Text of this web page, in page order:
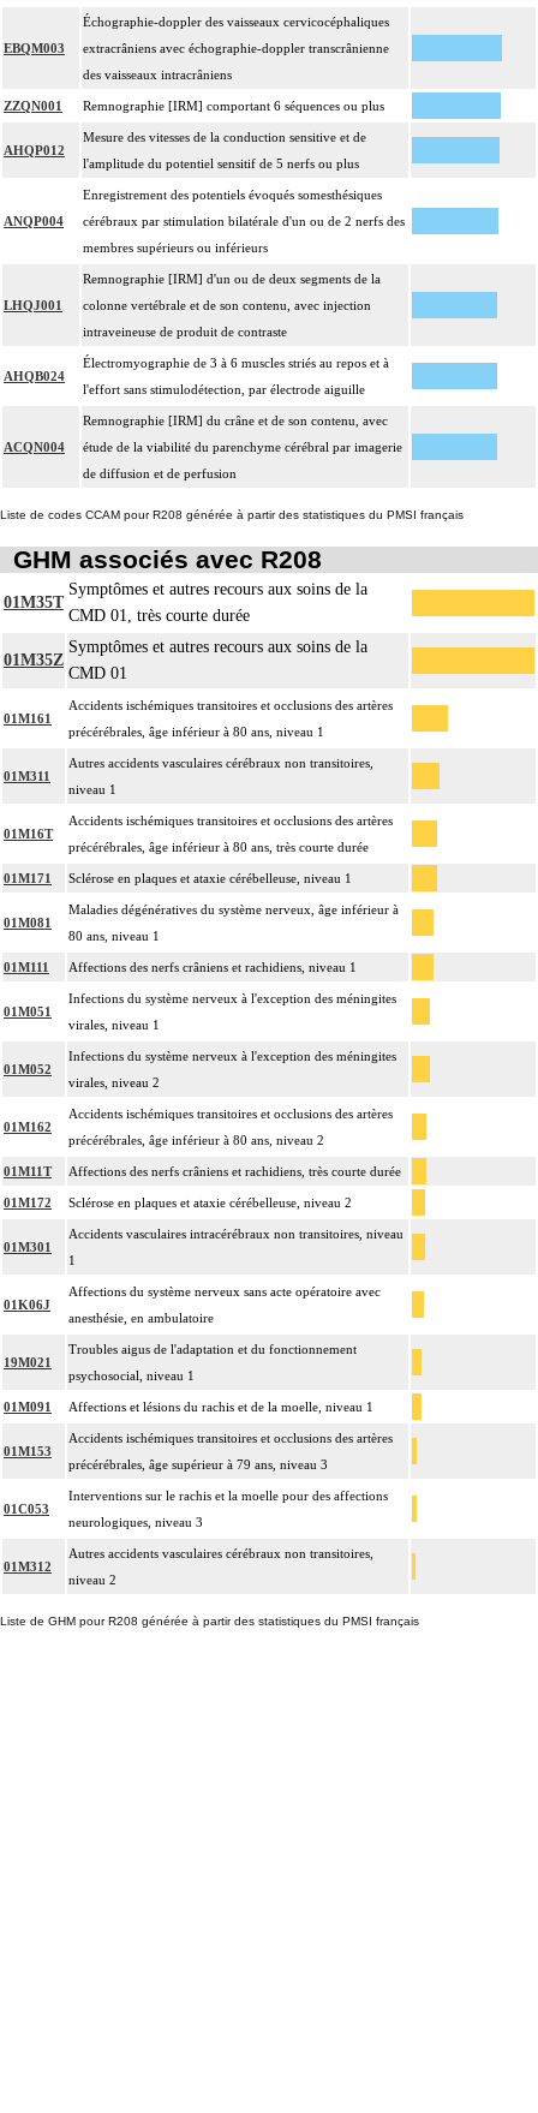
EBQM003
Échographie-doppler des vaisseaux cervicocéphaliques
extracrâniens avec échographie-doppler transcrânienne
des vaisseaux intracrâniens
ZZQN001 Remnographie [IRM] comportant 6 séquences ou plus
AHQP012
Mesure des vitesses de la conduction sensitive et de
l'amplitude du potentiel sensitif de 5 nerfs ou plus
ANQP004
Enregistrement des potentiels évoqués somesthésiques
cérébraux par stimulation bilatérale d'un ou de 2 nerfs des
membres supérieurs ou inférieurs
LHQJ001
Remnographie [IRM] d'un ou de deux segments de la
colonne vertébrale et de son contenu, avec injection
intraveineuse de produit de contraste
AHQB024
Électromyographie de 3 à 6 muscles striés au repos et à
l'effort sans stimulodétection, par électrode aiguille
ACQN004
Remnographie [IRM] du crâne et de son contenu, avec
étude de la viabilité du parenchyme cérébral par imagerie
de diffusion et de perfusion
Liste de codes CCAM pour R208 générée à partir des statistiques du PMSI français
GHM associés avec R208
01M35T
Symptômes et autres recours aux soins de la
CMD 01, très courte durée
01M35Z
Symptômes et autres recours aux soins de la
CMD 01
01M161
Accidents ischémiques transitoires et occlusions des artères
précérébrales, âge inférieur à 80 ans, niveau 1
01M311
Autres accidents vasculaires cérébraux non transitoires,
niveau 1
01M16T
Accidents ischémiques transitoires et occlusions des artères
précérébrales, âge inférieur à 80 ans, très courte durée
01M171 Sclérose en plaques et ataxie cérébelleuse, niveau 1
01M081
Maladies dégénératives du système nerveux, âge inférieur à
80 ans, niveau 1
01M111 Affections des nerfs crâniens et rachidiens, niveau 1
01M051
Infections du système nerveux à l'exception des méningites
virales, niveau 1
01M052
Infections du système nerveux à l'exception des méningites
virales, niveau 2
01M162
Accidents ischémiques transitoires et occlusions des artères
précérébrales, âge inférieur à 80 ans, niveau 2
01M11T Affections des nerfs crâniens et rachidiens, très courte durée
01M172 Sclérose en plaques et ataxie cérébelleuse, niveau 2
01M301
Accidents vasculaires intracérébraux non transitoires, niveau
1
01K06J
Affections du système nerveux sans acte opératoire avec
anesthésie, en ambulatoire
19M021
Troubles aigus de l'adaptation et du fonctionnement
psychosocial, niveau 1
01M091 Affections et lésions du rachis et de la moelle, niveau 1
01M153
Accidents ischémiques transitoires et occlusions des artères
précérébrales, âge supérieur à 79 ans, niveau 3
01C053
Interventions sur le rachis et la moelle pour des affections
neurologiques, niveau 3
01M312
Autres accidents vasculaires cérébraux non transitoires,
niveau 2
Liste de GHM pour R208 générée à partir des statistiques du PMSI français